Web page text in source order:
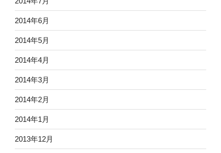
2014年6月
2014年5月
2014年4月
2014年3月
2014年2月
2014年1月
2013年12月